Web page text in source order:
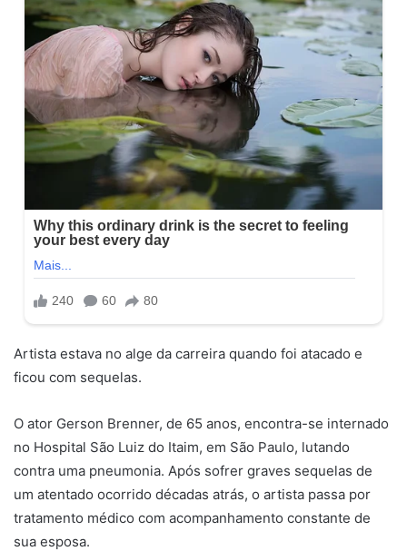
Artista estava no alge da carreira quando foi atacado e
ficou com sequelas.
O ator Gerson Brenner, de 65 anos, encontra-se internado
no Hospital São Luiz do Itaim, em São Paulo, lutando
contra uma pneumonia. Após sofrer graves sequelas de
um atentado ocorrido décadas atrás, o artista passa por
tratamento médico com acompanhamento constante de
sua esposa.